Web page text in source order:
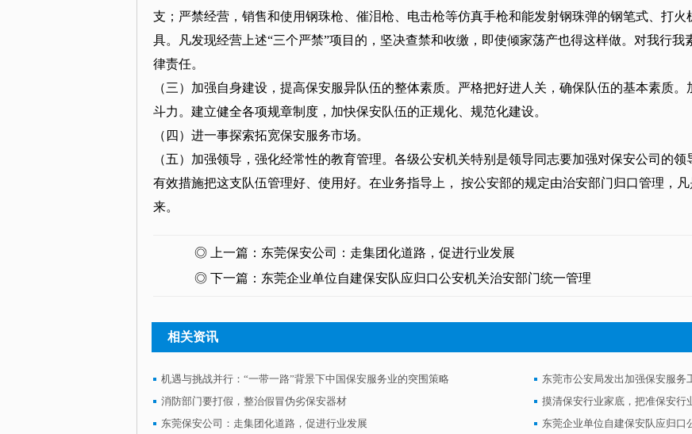
支；严禁经营，销售和使用钢珠枪、催泪枪、电击枪等仿真手枪和能发射钢珠弹的钢笔式、打
具。凡发现经营上述“三个严禁”项目的，坚决查禁和收缴，即使倾家荡产也得这样做。对我行
律责任。
（三）加强自身建设，提高保安服异队伍的整体素质。严格把好进人关，确保队伍的基本素质
斗力。建立健全各项规章制度，加快保安队伍的正规化、规范化建设。
（四）进一事探索拓宽保安服务市场。
（五）加强领导，强化经常性的教育管理。各级公安机关特别是领导同志要加强对保安公司的
有效措施把这支队伍管理好、使用好。在业务指导上， 按公安部的规定由治安部门归口管理，
来。
◎ 上一篇： 东莞保安公司：走集团化道路，促进行业发展
◎ 下一篇： 东莞企业单位自建保安队应归口公安机关治安部门统一管理
相关资讯
机遇与挑战并行：“一带一路”背景下中国保安服务业的突围策略
东莞市公安局发出加强保安服务
消防部门要打假，整治假冒伪劣保安器材
摸清保安行业家底，把准保安行
东莞保安公司：走集团化道路，促进行业发展
东莞企业单位自建保安队应归口